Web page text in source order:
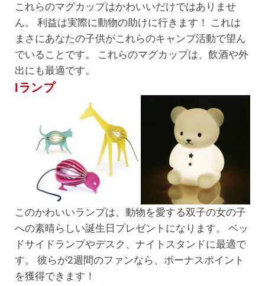
これらのマグカップはかわいいだけではありませ
ん。 利益は実際に動物の助けに行きます！ これは
まさにあなたの子供がこれらのキャンプ活動で望ん
でいることです。 これらのマグカップは、飲酒や外
出にも最適です。
lランプ
このかわいいランプは、動物を愛する双子の女の子
への素晴らしい誕生日プレゼントになります。 ベッ
ドサイドランプやデスク、ナイトスタンドに最適で
す。 彼らが2週間のファンなら、ボーナスポイント
を獲得できます！